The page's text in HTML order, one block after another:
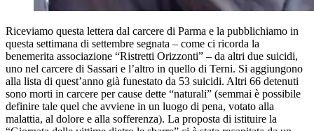
Riceviamo questa lettera dal carcere di Parma e la pubblichiamo in
questa settimana di settembre segnata – come ci ricorda la
benemerita associazione “Ristretti Orizzonti” – da altri due suicidi,
uno nel carcere di Sassari e l’altro in quello di Terni. Si aggiungono
alla lista di quest’anno già funestato da 53 suicidi. Altri 66 detenuti
sono morti in carcere per cause dette “naturali” (semmai è possibile
definire tale quel che avviene in un luogo di pena, votato alla
malattia, al dolore e alla sofferenza). La proposta di istituire la